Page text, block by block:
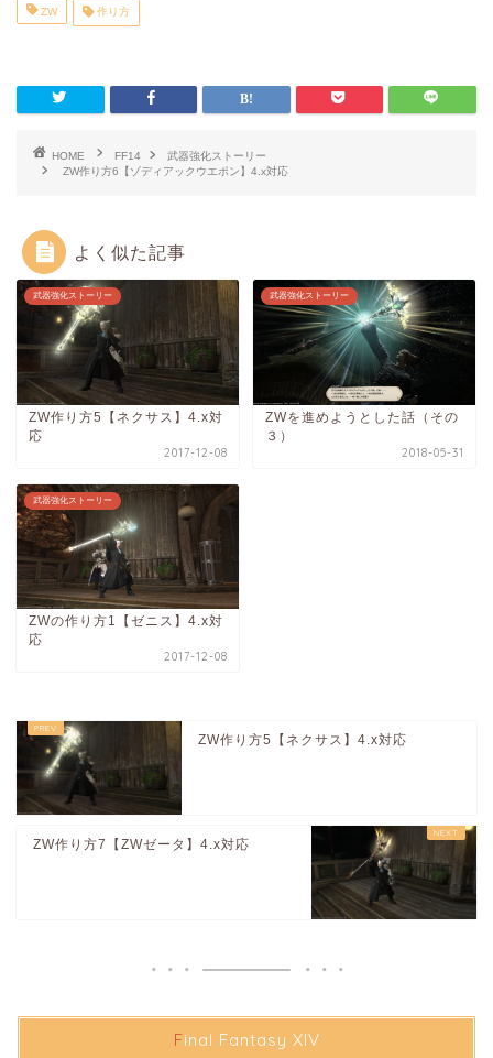
ZW 作り方
HOME FF14
武器強化ストーリー
ZW作り方6【ゾディアックウエポン】4.x対応
よく似た記事
武器強化ストーリー
ZW作り方5【ネクサス】4.x対
応
2017-12-08
武器強化ストーリー
ZWを進めようとした話（その
３）
2018-05-31
武器強化ストーリー
ZWの作り方1【ゼニス】4.x対
応
2017-12-08
ZW作り方5【ネクサス】4.x対応
ZW作り方7【ZWゼータ】4.x対応
Final Fantasy XIV